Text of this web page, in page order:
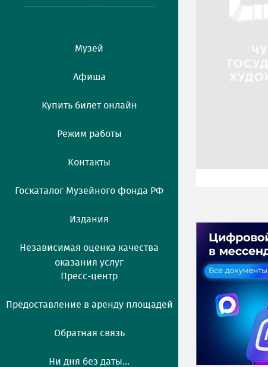
Музей
Афиша
Купить билет онлайн
Режим работы
Контакты
Госкаталог Музейного фонда РФ
Издания
Независимая оценка качества
оказания услуг
Пресс-центр
Предоставление в аренду площадей
Обратная связь
Ни дня без даты...